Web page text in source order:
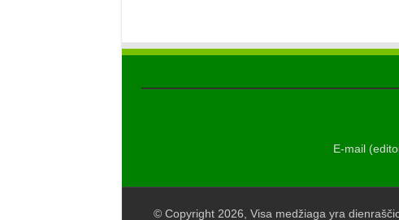
E-mail
© Copyright 2026, Visa medžiaga yra